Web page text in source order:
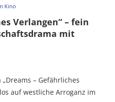
Kino
Verlangen“ – fein
mit
– Gefährliches
auf westliche Arroganz im